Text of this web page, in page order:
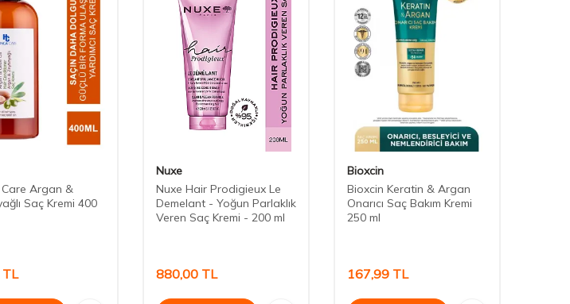
Argan &
Saç Kremi 400
TL
Nuxe
Nuxe Hair Prodigieux Le
Demelant - Yoğun Parlaklık
Veren Saç Kremi - 200 ml
880,00 TL
Bioxcin
Bioxcin Keratin & Argan
Onarıcı Saç Bakım Kremi
250 ml
167,99 TL